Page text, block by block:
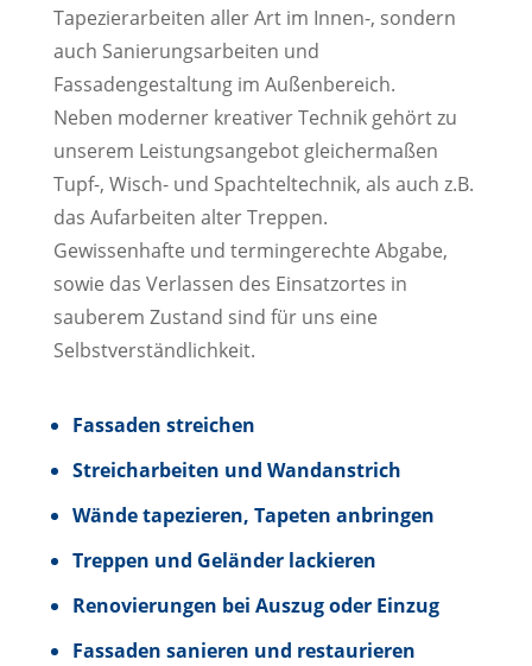
Tapezierarbeiten aller Art im Innen-, sondern
auch Sanierungsarbeiten und
Fassadengestaltung im Außenbereich.
Neben moderner kreativer Technik gehört zu
unserem Leistungsangebot gleichermaßen
Tupf-, Wisch- und Spachteltechnik, als auch z.B.
das Aufarbeiten alter Treppen.
Gewissenhafte und termingerechte Abgabe,
sowie das Verlassen des Einsatzortes in
sauberem Zustand sind für uns eine
Selbstverständlichkeit.
Fassaden streichen
Streicharbeiten und Wandanstrich
Wände tapezieren, Tapeten anbringen
Treppen und Geländer lackieren
Renovierungen bei Auszug oder Einzug
Fassaden sanieren und restaurieren